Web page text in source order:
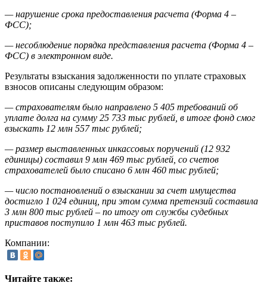
— нарушение срока предоставления расчета (Форма 4 –
ФСС);
— несоблюдение порядка представления расчета (Форма 4 –
ФСС) в электронном виде.
Результаты взыскания задолженности по уплате страховых
взносов описаны следующим образом:
— страхователям было направлено 5 405 требований об
уплате долга на сумму 25 733 тыс рублей, в итоге фонд смог
взыскать 12 млн 557 тыс рублей;
— размер выставленных инкассовых поручений (12 932
единицы) составил 9 млн 469 тыс рублей, со счетов
страхователей было списано 6 млн 460 тыс рублей;
— число постановлений о взыскании за счет имущества
достигло 1 024 единиц, при этом сумма претензий составила
3 млн 800 тыс рублей – по итогу от службы судебных
приставов поступило 1 млн 463 тыс рублей.
Компании:
Читайте также: